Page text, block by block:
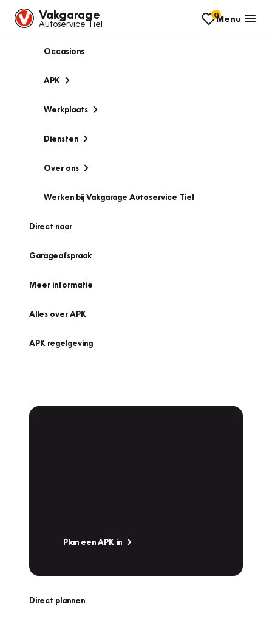
Vakgarage
Autoservice Tiel
0Menu
Occasions
APK
Werkplaats
Diensten
Over ons
Werken bij Vakgarage Autoservice Tiel
Direct naar
Garageafspraak
Meer informatie
Alles over APK
APK regelgeving
Plan een APK in
Direct plannen